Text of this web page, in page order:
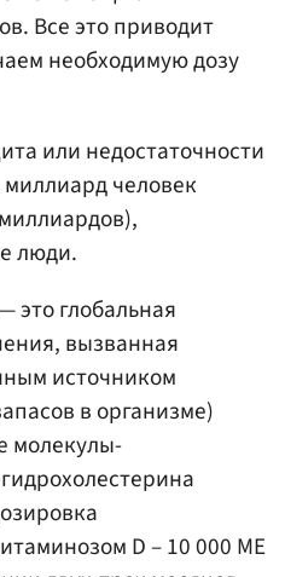
Все это приводит
необходимую дозу
или недостаточности
человек
люди.
это глобальная
вызванная
источником
в организме)
молекулы-
D – 10 000 МЕ